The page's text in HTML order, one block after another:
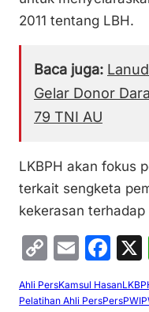
2011 tentang LBH.
Baca juga:
Gelar Donor
79 TNI AU
LKBPH akan fokus
terkait sengketa
kekerasan
C
p
E
ai
F
c
Ahli PersKamsul Hasan
Pelatihan Ahli PersPersPWI